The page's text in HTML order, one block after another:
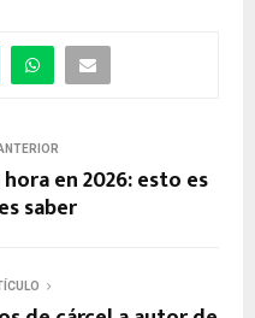
en 2026: esto es
saber